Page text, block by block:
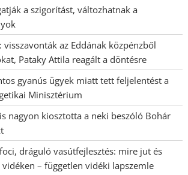
a szigorítást, változhatnak a
az Eddának közpénzből
Pataky Attila reagált a döntésre
gyanús ügyek miatt tett feljelentést a
Minisztérium
nagyon kiosztotta a neki beszóló Bohár
dráguló vasútfejlesztés: mire jut és
– független vidéki lapszemle